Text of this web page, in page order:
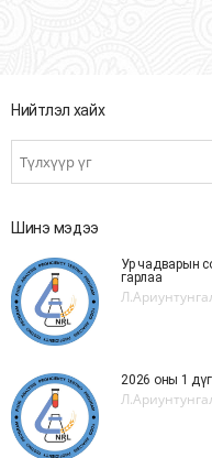
Нийтлэл хайх
Шинэ мэдээ
Ур чадварын
гарлаа
2026 оны 1